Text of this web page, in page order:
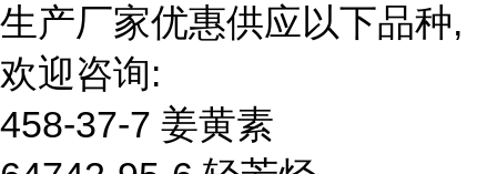
生产厂家优惠供应以下品种,
欢迎咨询:
458-37-7 姜黄素